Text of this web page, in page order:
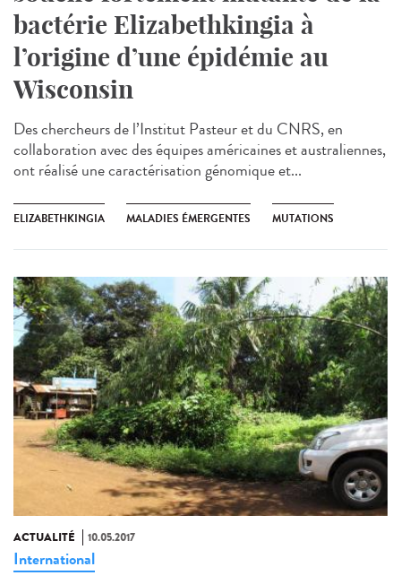
bactérie Elizabethkingia à
l’origine d’une épidémie au
Wisconsin
Des chercheurs de l’Institut Pasteur et du CNRS, en
collaboration avec des équipes américaines et australiennes,
ont réalisé une caractérisation génomique et...
ELIZABETHKINGIA MALADIES ÉMERGENTES MUTATIONS
ACTUALITÉ 10.05.2017
International